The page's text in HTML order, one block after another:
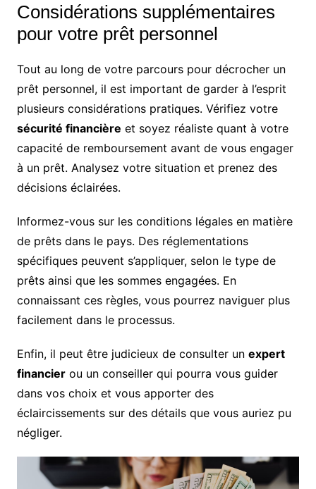
Considérations supplémentaires
pour votre prêt personnel
Tout au long de votre parcours pour décrocher un
prêt personnel, il est important de garder à l’esprit
plusieurs considérations pratiques. Vérifiez votre
sécurité financière et soyez réaliste quant à votre
capacité de remboursement avant de vous engager
à un prêt. Analysez votre situation et prenez des
décisions éclairées.
Informez-vous sur les conditions légales en matière
de prêts dans le pays. Des réglementations
spécifiques peuvent s’appliquer, selon le type de
prêts ainsi que les sommes engagées. En
connaissant ces règles, vous pourrez naviguer plus
facilement dans le processus.
Enfin, il peut être judicieux de consulter un expert
financierou un conseiller qui pourra vous guider
dans vos choix et vous apporter des
éclaircissements sur des détails que vous auriez pu
négliger.